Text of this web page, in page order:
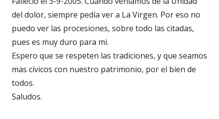
del dolor, siempre pedía ver a La Virgen. Por eso no
puedo ver las procesiones, sobre todo las citadas,
pues es muy duro para mi.
Espero que se respeten las tradiciones, y que seamos
mas cívicos con nuestro patrimonio, por el bien de
todos.
Saludos.